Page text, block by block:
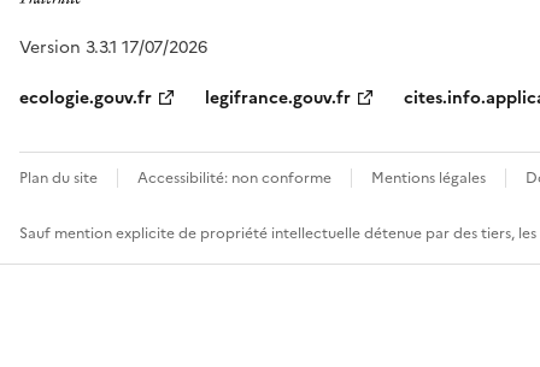
Version 3.3.1 17/07/2026
ecologie.gouv.fr
legifrance.gouv.fr
Plan du site Accessibilité: non conforme Mentions légales
Sauf mention explicite de propriété intellectuelle détenue par des tiers,